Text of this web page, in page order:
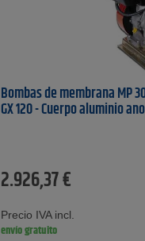
Bombas de membrana MP
GX 120 - Cuerpo aluminio
2.926,37€
Precio IVA incl.
envío gratuito